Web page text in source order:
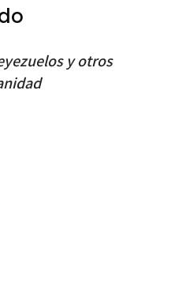
y otros